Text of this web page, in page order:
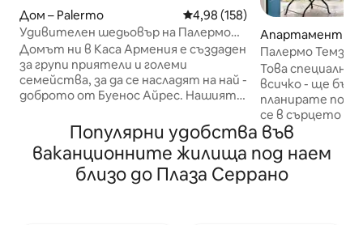
Дом – Palermo Средна оценка: 4,98 от 5,
4,98 (158)
Удивителен шедьовър на Палермо
Сохо с джакузи!
Домът ни в Каса Армения е създаден
за групи приятели и големи
семейства, за да се насладят на най -
доброто от Буенос Айрес. Нашият
Палермо Сохо с най - добрите
кафенета, ресторанти, магазини и
барове на прага ви. Намираме се на 3
пресечки от площад „Серано“ в
едната посока и площад „Армения“ в
Апартамент –
рес
Палермо Темза
Това специално
всичко - ще
планирате
се в сърцето на
центъра на
Айрес.
метростанции,
таксита и една
Популярни удобства във
ваканционните жилища под наем
близо до Плаза Серрано